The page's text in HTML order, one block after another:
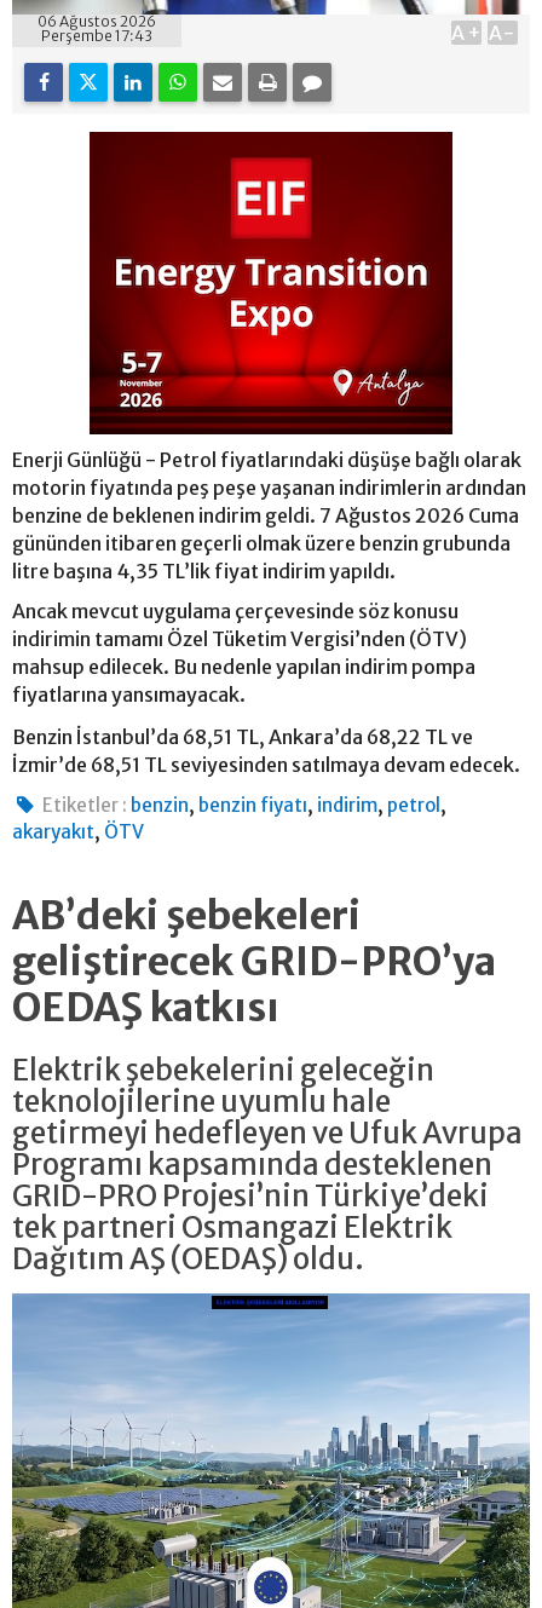
06 Ağustos 2026
Perşembe 17:43
A+ A-
Enerji Günlüğü - Petrol fiyatlarındaki düşüşe bağlı olarak
motorin fiyatında peş peşe yaşanan indirimlerin ardından
benzine de beklenen indirim geldi. 7 Ağustos 2026 Cuma
gününden itibaren geçerli olmak üzere benzin grubunda
litre başına 4,35 TL’lik fiyat indirim yapıldı.
Ancak mevcut uygulama çerçevesinde söz konusu
indirimin tamamı Özel Tüketim Vergisi’nden (ÖTV)
mahsup edilecek. Bu nedenle yapılan indirim pompa
fiyatlarına yansımayacak.
Benzin İstanbul’da 68,51 TL, Ankara’da 68,22 TL ve
İzmir’de 68,51 TL seviyesinden satılmaya devam edecek.
Etiketler : benzin, benzin fiyatı, indirim, petrol ,
akaryakıt, ÖTV
AB’deki şebekeleri
geliştirecek GRID-PRO’ya
OEDAŞ katkısı
Elektrik şebekelerini geleceğin
teknolojilerine uyumlu hale
getirmeyi hedefleyen ve Ufuk Avrupa
Programı kapsamında desteklenen
GRID-PRO Projesi’nin Türkiye’deki
tek partneri Osmangazi Elektrik
Dağıtım AŞ (OEDAŞ) oldu.